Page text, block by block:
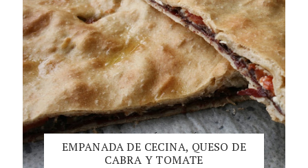
EMPANADA DE CECINA, QUESO DE
CABRA Y TOMATE